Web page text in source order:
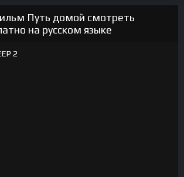
Путь домой смотреть
на русском языке
2